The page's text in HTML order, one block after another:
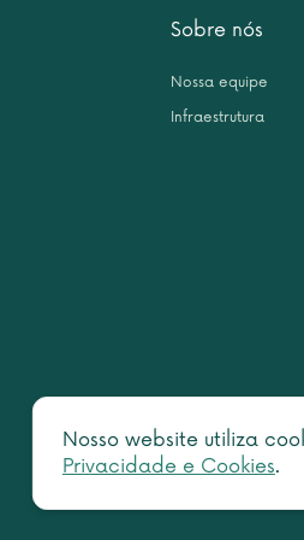
Nosso website utiliza
Privacidade e Cookies.
Sobre nós
Nossa equipe
Infraestrutura